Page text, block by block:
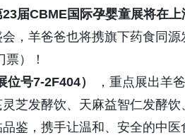
23届CBME国际孕婴童展将在
，羊爸爸也将携旗下药食同
）！
号7-2F404）
，重点展出羊
芝发酵饮、天麻益智仁发酵
鉴，携手让温和、安全的中医